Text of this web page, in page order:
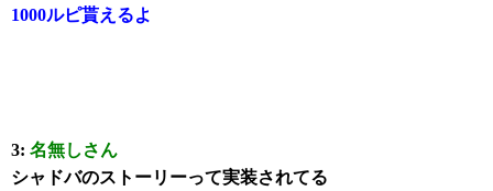
1000ルピ貰えるよ
3:名無しさん
シャドバのストーリーって実装されてる